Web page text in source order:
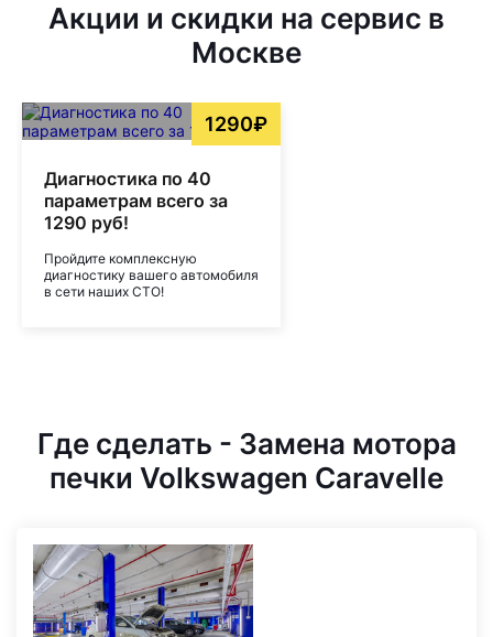
Акции и скидки на сервис в
Москве
1290₽
Диагностика по 40
параметрам всего за
1290 руб!
Пройдите комплексную
диагностику вашего автомобиля
в сети наших СТО!
Где сделать - Замена мотора
печки Volkswagen Caravelle